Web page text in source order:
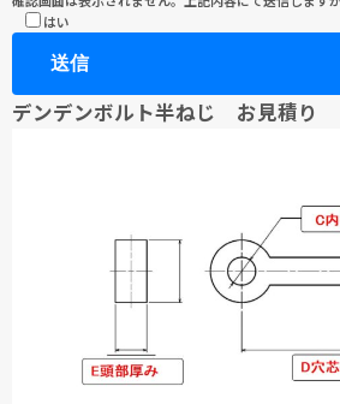
はい
デンデンボルト半ねじ お見積り